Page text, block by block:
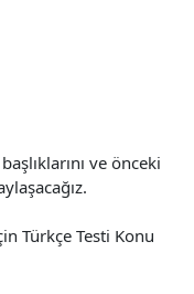
ve önceki
Türkçe Testi Konu